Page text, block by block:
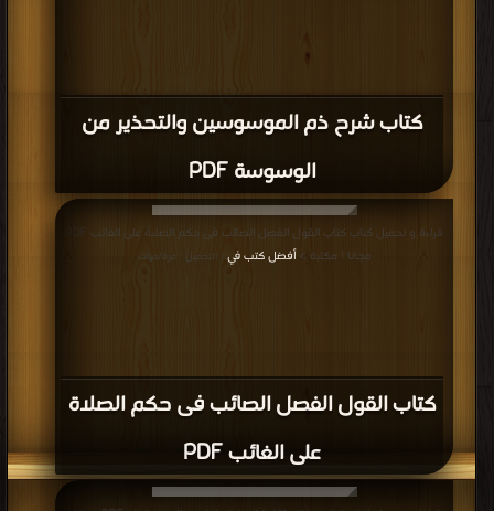
كتاب شرح ذم الموسوسين والتحذير من
الوسوسة PDF
كتاب القول الفصل الصائب فى حكم الصلاة
على الغائب PDF
مجانا | مكتبة >أفضل كتب في | التحميل : مرة/مرات